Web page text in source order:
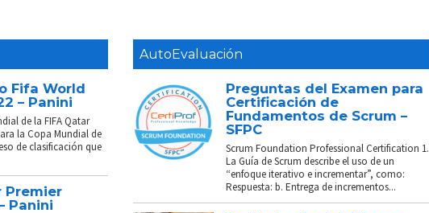
Fifa World
– Panini
de la FIFA Qatar
la Copa Mundial de
de clasificación que
Premier
Panini
AutoEvaluación
Preguntas del Examen para
Certificación de
Fundamentos de Scrum –
SFPC
Scrum Foundation Professional Certification 1.
La Guía de Scrum describe el uso de un
“enfoque iterativo e incrementar”, como:
Respuesta: b. Entrega de incrementos...